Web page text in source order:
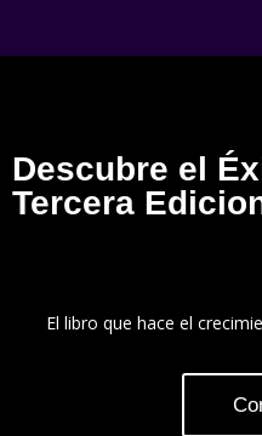
Descubre el
Tercera
El libro que hace el